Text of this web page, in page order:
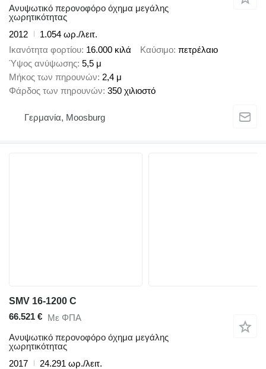
Ανυψωτικό περονοφόρο όχημα μεγάλης
χωρητικότητας
2012
1.054 ωρ./λειτ.
Ικανότητα φορτίου 16.000 κιλά Καύσιμο πετρέλαιο
Ύψος ανύψωσης 5,5 μ
Μήκος των πηρουνών 2,4 μ
Φάρδος των πηρουνών 350 χιλιοστό
Γερμανία, Moosburg
SMV 16-1200 C
66.521 € Με ΦΠΑ
Ανυψωτικό περονοφόρο όχημα μεγάλης
χωρητικότητας
2017
24.291 ωρ./λειτ.